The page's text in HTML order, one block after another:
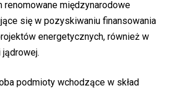
renomowane międzynarodowe
się w pozyskiwaniu finansowania
energetycznych, również w
podmioty wchodzące w skład